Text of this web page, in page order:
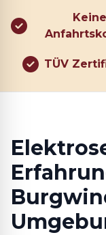
Keine
TÜV